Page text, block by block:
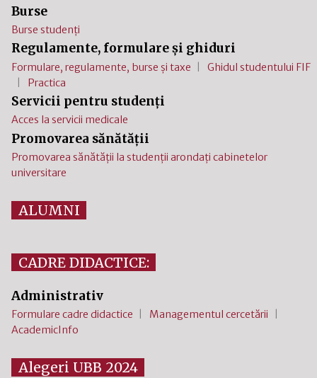
Burse
Burse studenți
Regulamente, formulare și ghiduri
Formulare, regulamente, burse și taxe
Ghidul studentului FIF
Practica
Servicii pentru studenți
Acces la servicii medicale
Promovarea sănătății
Promovarea sănătății la studenții arondați cabinetelor
universitare
ALUMNI
CADRE DIDACTICE:
Administrativ
Formulare cadre didactice
Managementul cercetării
AcademicInfo
Alegeri UBB 2024